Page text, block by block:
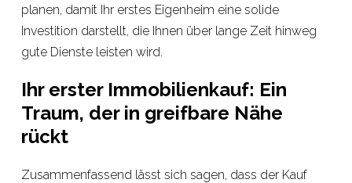
planen, damit Ihr erstes Eigenheim eine solide
Investition darstellt, die Ihnen über lange Zeit hinweg
gute Dienste leisten wird.
Ihr erster Immobilienkauf: Ein
Traum, der in greifbare Nähe
rückt
Zusammenfassend lässt sich sagen, dass der Kauf